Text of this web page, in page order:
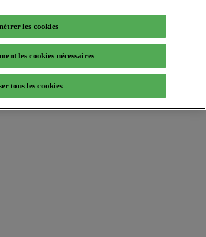
les cookies
les cookies nécessaires
tous les cookies